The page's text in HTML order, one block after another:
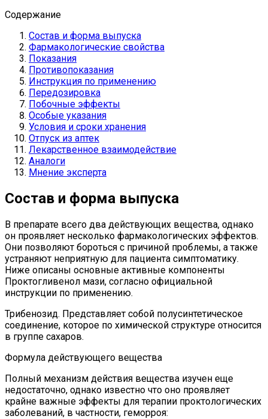
Содержание
Состав и форма выпуска
Фармакологические свойства
Показания
Противопоказания
Инструкция по применению
Передозировка
Побочные эффекты
Особые указания
Условия и сроки хранения
Отпуск из аптек
Лекарственное взаимодействие
Аналоги
Мнение эксперта
Состав и форма выпуска
В препарате всего два действующих вещества, однако
он проявляет несколько фармакологических эффектов.
Они позволяют бороться с причиной проблемы, а также
устраняют неприятную для пациента симптоматику.
Ниже описаны основные активные компоненты
Проктогливенол мази, согласно официальной
инструкции по применению.
Трибенозид. Представляет собой полусинтетическое
соединение, которое по химической структуре относится
в группе сахаров.
Формула действующего вещества
Полный механизм действия вещества изучен еще
недостаточно, однако известно что оно проявляет
крайне важные эффекты для терапии проктологических
заболеваний, в частности, геморроя: